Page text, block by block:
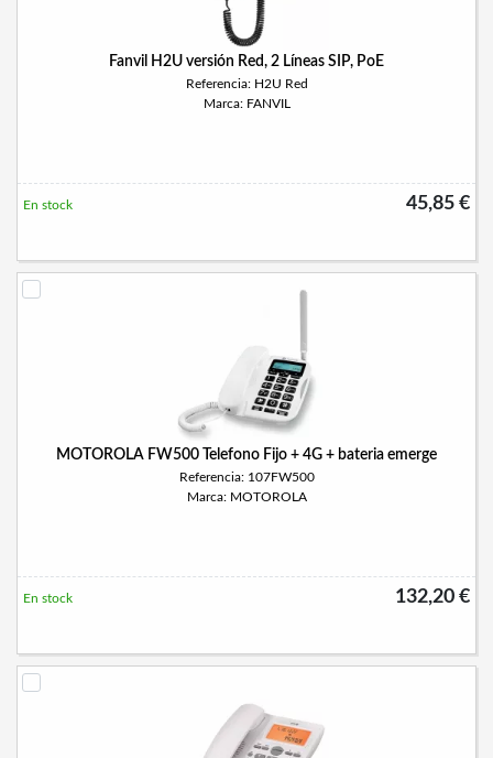
Fanvil H2U versión Red, 2 Líneas SIP, PoE
Referencia: H2U Red
Marca: FANVIL
45,85 €
En stock
MOTOROLA FW500 Telefono Fijo + 4G + bateria emerge
Referencia: 107FW500
Marca: MOTOROLA
132,20 €
En stock